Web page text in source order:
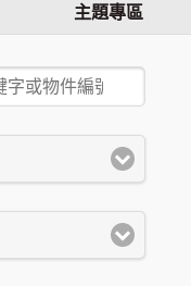
主題專區